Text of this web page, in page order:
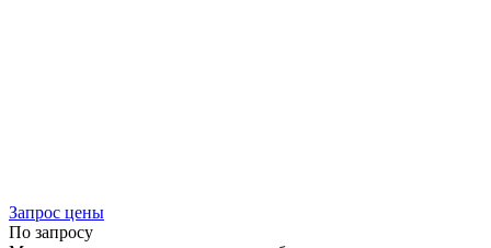
Запрос цены
По запросу